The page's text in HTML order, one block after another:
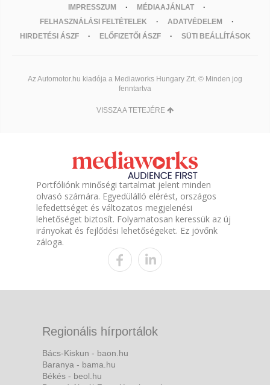
IMPRESSZUM
MÉDIAAJÁNLAT
FELHASZNÁLÁSI FELTÉTELEK
ADATVÉDELEM
HIRDETÉSI ÁSZF
ELŐFIZETŐI ÁSZF SÜTI BEÁLLÍTÁSOK
Az Automotor.hu kiadója a Mediaworks Hungary Zrt. © Minden jog
fenntartva
VISSZA A TETEJÉRE
Portfóliónk minőségi tartalmat jelent minden
olvasó számára. Egyedülálló elérést, országos
lefedettséget és változatos megjelenési
lehetőséget biztosít. Folyamatosan keressük az új
irányokat és fejlődési lehetőségeket. Ez jövőnk
záloga.
Regionális hírportálok
Bács-Kiskun - baon.hu
Baranya - bama.hu
Békés - beol.hu